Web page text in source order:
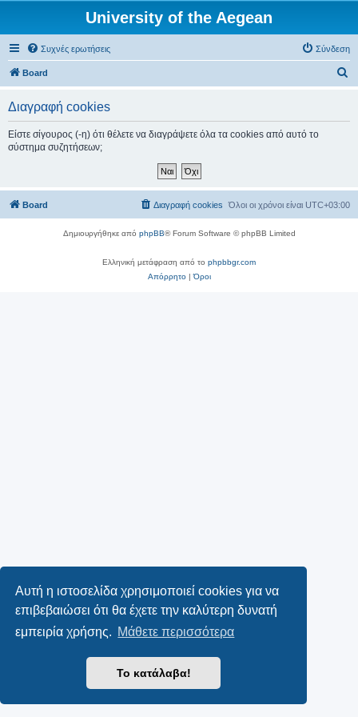
Αυτή η ιστοσελίδα χρησιμοποιεί cookies για να
επιβεβαιώσει ότι θα έχετε την καλύτερη δυνατή
εμπειρία χρήσης. Μάθετε περισσότερα
Το κατάλαβα!
University of the Aegean
Συχνές ερωτήσεις Σύνδεση
Board
σ
Διαγραφή cookies
Είστε σίγουρος (-η) ότι θέλετε να διαγράψετε όλα τα cookies από αυτό το
σύστημα συζητήσεων;
Board Όλοι οι χρόνοι είναι UTC+03:00
Διαγραφή cookies
Δημιουργήθηκε από phpBB® Forum Software © phpBB Limited
Ελληνική μετάφραση από το phpbbgr.com
Απόρρητο|Όροι